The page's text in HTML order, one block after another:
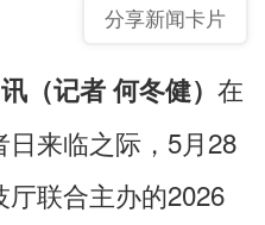
分享新闻卡片
（记者 何冬健） 在
来临之际，5月28
联合主办的2026